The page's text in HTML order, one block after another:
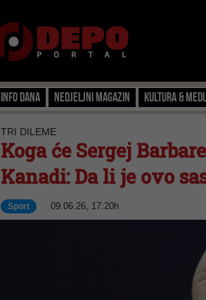
Info dana Nedjeljni magazin Kultura &
TRI DILEME
Koga će Sergej
Kanadi: Da li je ovo
Sport 09.06.26, 17:20h